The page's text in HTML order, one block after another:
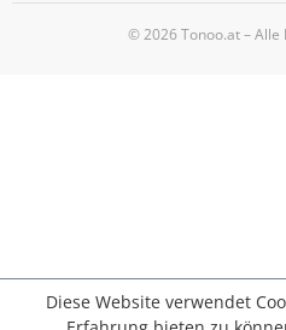
© 2026 Tonoo.at – Alle
Diese Website verwendet